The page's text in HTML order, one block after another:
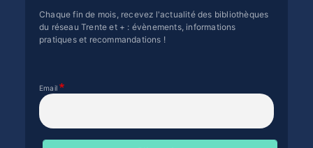
Chaque fin de mois, recevez l'actualité des bibliothèques
du réseau Trente et + : évènements, informations
pratiques et recommandations !
Email